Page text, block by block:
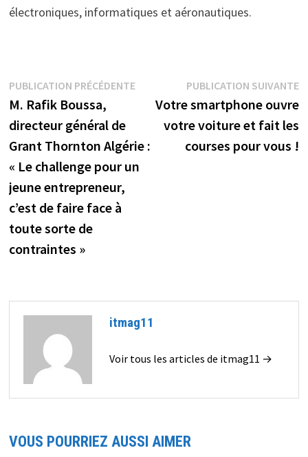
électroniques, informatiques et aéronautiques.
Navigation
de
l’article
PUBLICATION PRÉCÉDENTEPublication
précédente :
M. Rafik Boussa,
directeur général de
Grant Thornton Algérie :
« Le challenge pour un
jeune entrepreneur,
c’est de faire face à
toute sorte de
contraintes »
PUBLICATION SUIVANTE
Votre smartphone ouvre
votre voiture et fait les
courses pour vous !
itmag11
Voir tous les articles de itmag11 →
VOUS POURRIEZ AUSSI AIMER